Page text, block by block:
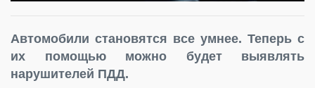
Автомобили становятся все умнее. Теперь с
их помощью можно будет выявлять
нарушителей ПДД.